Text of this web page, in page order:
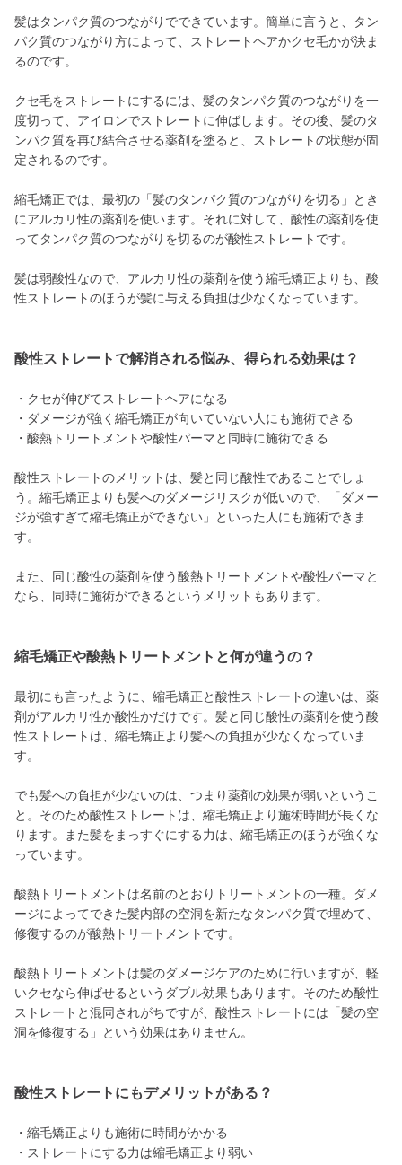
髪はタンパク質のつながりでできています。簡単に言うと、タン
パク質のつながり方によって、ストレートヘアかクセ毛かが決ま
るのです。
クセ毛をストレートにするには、髪のタンパク質のつながりを一
度切って、アイロンでストレートに伸ばします。その後、髪のタ
ンパク質を再び結合させる薬剤を塗ると、ストレートの状態が固
定されるのです。
縮毛矯正では、最初の「髪のタンパク質のつながりを切る」とき
にアルカリ性の薬剤を使います。それに対して、酸性の薬剤を使
ってタンパク質のつながりを切るのが酸性ストレートです。
髪は弱酸性なので、アルカリ性の薬剤を使う縮毛矯正よりも、酸
性ストレートのほうが髪に与える負担は少なくなっています。
酸性ストレートで解消される悩み、得られる効果は？
・クセが伸びてストレートヘアになる
・ダメージが強く縮毛矯正が向いていない人にも施術できる
・酸熱トリートメントや酸性パーマと同時に施術できる
酸性ストレートのメリットは、髪と同じ酸性であることでしょ
う。縮毛矯正よりも髪へのダメージリスクが低いので、「ダメー
ジが強すぎて縮毛矯正ができない」といった人にも施術できま
す。
また、同じ酸性の薬剤を使う酸熱トリートメントや酸性パーマと
なら、同時に施術ができるというメリットもあります。
縮毛矯正や酸熱トリートメントと何が違うの？
最初にも言ったように、縮毛矯正と酸性ストレートの違いは、薬
剤がアルカリ性か酸性かだけです。髪と同じ酸性の薬剤を使う酸
性ストレートは、縮毛矯正より髪への負担が少なくなっていま
す。
でも髪への負担が少ないのは、つまり薬剤の効果が弱いというこ
と。そのため酸性ストレートは、縮毛矯正より施術時間が長くな
ります。また髪をまっすぐにする力は、縮毛矯正のほうが強くな
っています。
酸熱トリートメントは名前のとおりトリートメントの一種。ダメ
ージによってできた髪内部の空洞を新たなタンパク質で埋めて、
修復するのが酸熱トリートメントです。
酸熱トリートメントは髪のダメージケアのために行いますが、軽
いクセなら伸ばせるというダブル効果もあります。そのため酸性
ストレートと混同されがちですが、酸性ストレートには「髪の空
洞を修復する」という効果はありません。
酸性ストレートにもデメリットがある？
・縮毛矯正よりも施術に時間がかかる
・ストレートにする力は縮毛矯正より弱い